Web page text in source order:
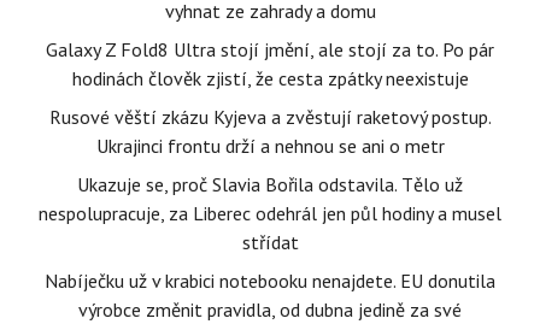
vyhnat ze zahrady a domu
Galaxy Z Fold8 Ultra stojí jmění, ale stojí za to. Po pár
hodinách člověk zjistí, že cesta zpátky neexistuje
Rusové věští zkázu Kyjeva a zvěstují raketový postup.
Ukrajinci frontu drží a nehnou se ani o metr
Ukazuje se, proč Slavia Bořila odstavila. Tělo už
nespolupracuje, za Liberec odehrál jen půl hodiny a musel
střídat
Nabíječku už v krabici notebooku nenajdete. EU donutila
výrobce změnit pravidla, od dubna jedině za své